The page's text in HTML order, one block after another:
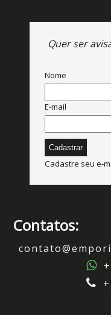
Quer ser
Nome
E-mail
Cadastre seu e-
Contatos: